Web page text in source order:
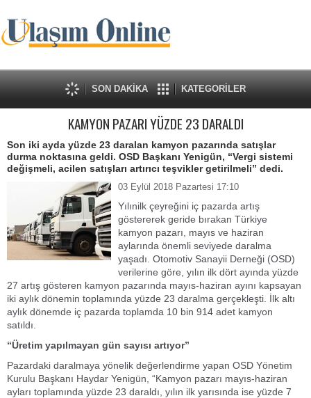
SON DAKİKA KATEGORİLER
KAMYON PAZARI YÜZDE 23 DARALDI
Son iki ayda yüzde 23 daralan kamyon pazarında satışlar
durma noktasına geldi. OSD Başkanı Yenigün, “Vergi sistemi
değişmeli, acilen satışları artırıcı teşvikler getirilmeli” dedi.
03 Eylül 2018 Pazartesi 17:10
Yılınilk çeyreğini iç pazarda artış
göstererek geride bırakan Türkiye
kamyon pazarı, mayıs ve haziran
aylarında önemli seviyede daralma
yaşadı. Otomotiv Sanayii Derneği (OSD)
verilerine göre, yılın ilk dört ayında yüzde
27 artış gösteren kamyon pazarında mayıs-haziran ayını kapsayan
iki aylık dönemin toplamında yüzde 23 daralma gerçekleşti. İlk altı
aylık dönemde iç pazarda toplamda 10 bin 914 adet kamyon
satıldı.
“Üretim yapılmayan gün sayısı artıyor”
Pazardaki daralmaya yönelik değerlendirme yapan OSD Yönetim
Kurulu Başkanı Haydar Yenigün, “Kamyon pazarı mayıs-haziran
ayları toplamında yüzde 23 daraldı, yılın ilk yarısında ise yüzde 7